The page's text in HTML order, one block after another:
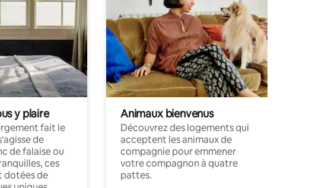
y plaire
fait le
de
de falaise ou
ces
dotées de
Animaux bienvenus
Découvrez des logements qui
acceptent les animaux de
compagnie pour emmener
votre compagnon à quatre
pattes.